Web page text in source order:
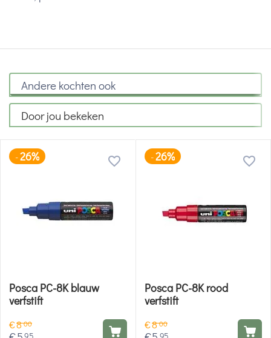
Andere kochten ook
Door jou bekeken
-26%
Posca PC-8K blauw
verfstift
€800
-26%
Posca PC-8K rood
verfstift
€800